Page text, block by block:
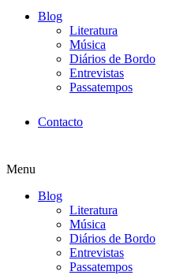
Blog
Literatura
Música
Diários de Bordo
Entrevistas
Passatempos
Contacto
Menu
Blog
Literatura
Música
Diários de Bordo
Entrevistas
Passatempos